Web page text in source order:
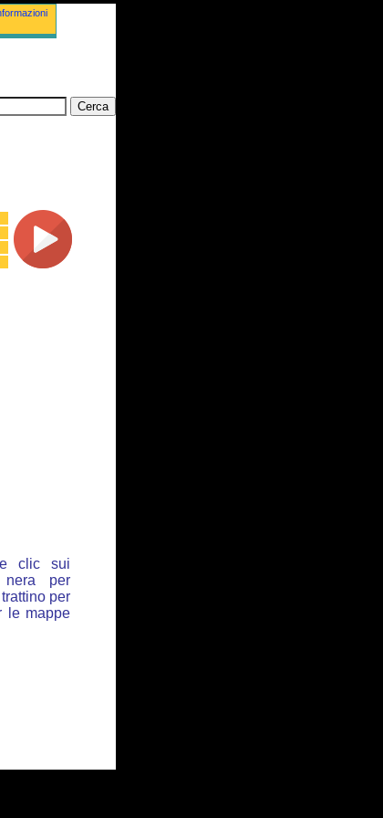
clic sui
per
per
le mappe